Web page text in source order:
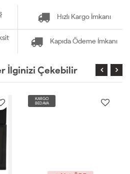
Hızlı Kargo İmkanı
Kapıda Ödeme İmkanı
İlginizi Çekebilir
KARGO
BEDAVA